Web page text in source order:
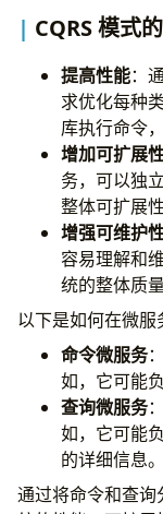
CQRS 模式
提高性能：
求优化每种
库执行命令
增加可扩展
务，可以独
整体可扩展性
增强可维护
容易理解和
统的整体质量
以下是如何在微服
命令微服务
如，它可能
查询微服务
如，它可能
的详细信息。
通过将命令和查